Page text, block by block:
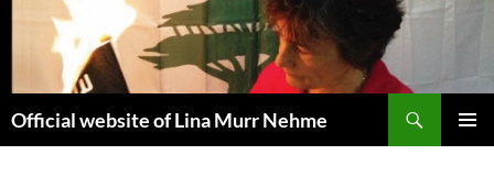
contenu
Official website of Lina Murr Nehme